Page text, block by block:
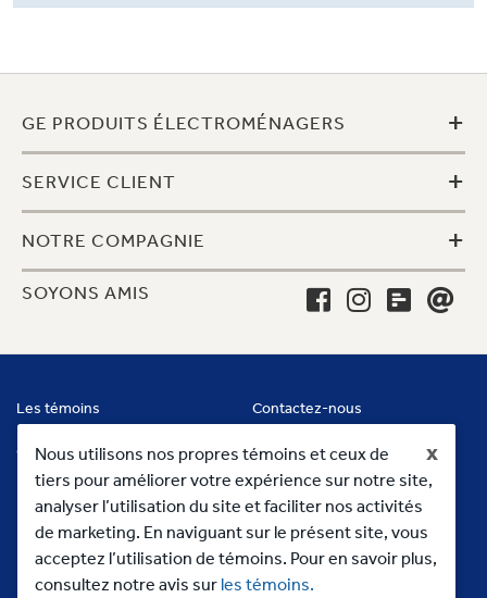
x
Nous utilisons nos propres témoins et ceux de
tiers pour améliorer votre expérience sur notre site,
analyser l’utilisation du site et faciliter nos activités
de marketing. En naviguant sur le présent site, vous
acceptez l’utilisation de témoins. Pour en savoir plus,
consultez notre avis sur les témoins.
GE PRODUITS ÉLECTROMÉNAGERS +
SERVICE CLIENT +
NOTRE COMPAGNIE +
SOYONS AMIS
Les témoins Contactez-nous
Conditions